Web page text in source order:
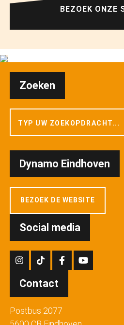
BEZOEK ONZE
Zoeken
Dynamo Eindhoven
BEZOEK DE WEBSITE
Social media
Contact
Postbus 2077